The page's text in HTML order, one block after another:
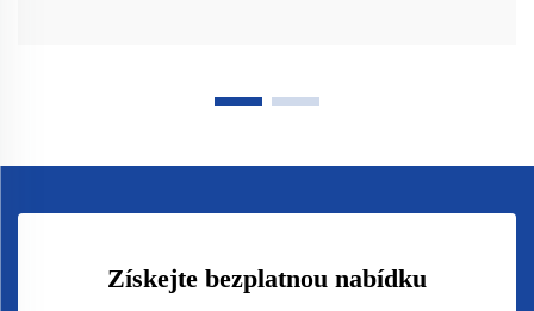
Získejte bezplatnou nabídku